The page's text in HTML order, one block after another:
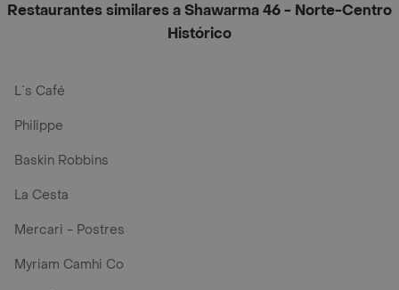
Restaurantes similares a Shawarma 46 - Norte-Centro
Histórico
L´s Café
Philippe
Baskin Robbins
La Cesta
Mercari - Postres
Myriam Camhi Co